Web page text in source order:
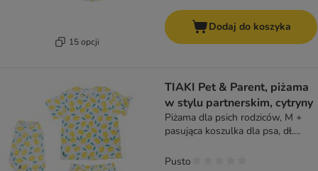
15 opcji
Dodaj do koszyka
TIAKI Pet & Parent, piżama
w stylu partnerskim, cytryny
Piżama dla psich rodziców, M +
pasująca koszulka dla psa, dł.
Pusto